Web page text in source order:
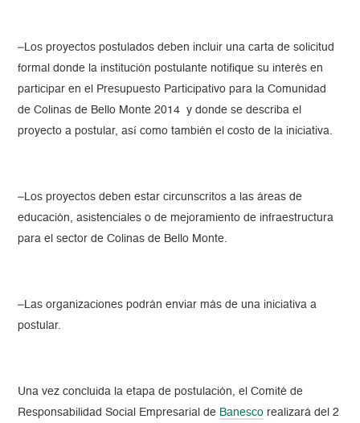
–Los proyectos postulados deben incluir una carta de solicitud
formal donde la institución postulante notifique su interés en
participar en el Presupuesto Participativo para la Comunidad
de Colinas de Bello Monte 2014 y donde se describa el
proyecto a postular, así como también el costo de la iniciativa.
–Los proyectos deben estar circunscritos a las áreas de
educación, asistenciales o de mejoramiento de infraestructura
para el sector de Colinas de Bello Monte.
–Las organizaciones podrán enviar más de una iniciativa a
postular.
Una vez concluida la etapa de postulación, el Comité de
Responsabilidad Social Empresarial de Banesco realizará del 2